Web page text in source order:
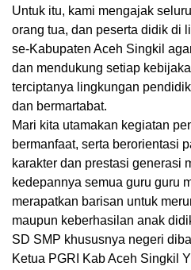
Untuk itu, kami mengajak
orang tua, dan peserta didik di
se-Kabupaten Aceh Singkil
dan mendukung setiap
terciptanya lingkungan
dan bermartabat.
Mari kita utamakan kegiatan
bermanfaat, serta berorientasi
karakter dan prestasi generasi
kedepannya semua guru guru
merapatkan barisan untuk
maupun keberhasilan anak
SD SMP khususnya negeri
Ketua PGRI Kab Aceh Singkil